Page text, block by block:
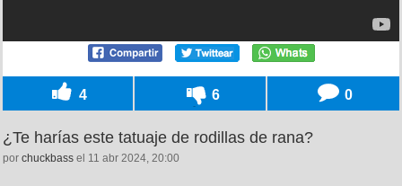
4 6 0
¿Te harías este tatuaje de rodillas de rana?
por chuckbass el 11 abr 2024, 20:00